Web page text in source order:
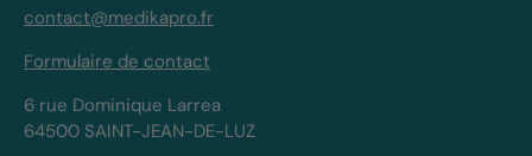
contact@medikapro.fr
Formulaire de contact
6 rue Dominique Larrea
64500 SAINT-JEAN-DE-LUZ